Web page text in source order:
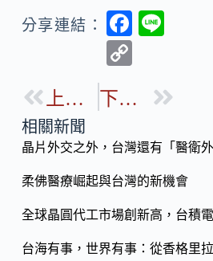
分享連結：
F
b
o
k
p
Li
n
k
上一篇 下一篇
相關新聞
晶片外交之外，台灣還有「醫衛
柔佛醫療崛起與台灣的新機會
全球晶圓代工市場創新高，台積
台海有事，世界有事：從香格里